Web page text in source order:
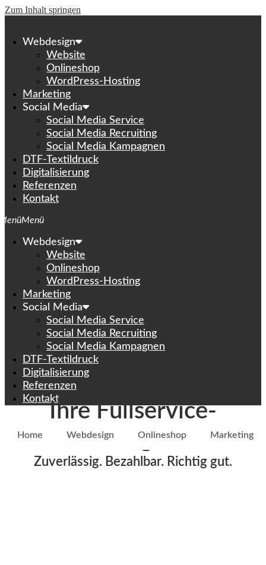
Zum Inhalt springen
Webdesign
Website
Onlineshop
WordPress-Hosting
Marketing
Social Media
Social Media Service
Social Media Recruiting
Social Media Kampagnen
DTF-Textildruck
Digitalisierung
Referenzen
Kontakt
Webdesign
Website
Onlineshop
WordPress-Hosting
Marketing
Social Media
Social Media Service
Social Media Recruiting
Social Media Kampagnen
DTF-Textildruck
Digitalisierung
Referenzen
Kontakt
Home Webdesign Onlineshop Marketing
Ihre Fullservice-
Werbeagentur
Zuverlässig. Bezahlbar. Richtig gut.